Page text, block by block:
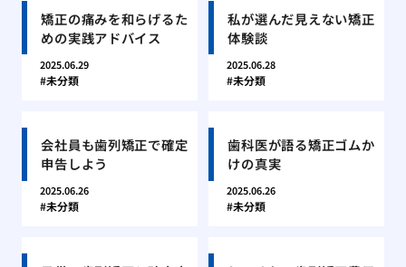
矯正の痛みを和らげるた
めの実践アドバイス
2025.06.29
未分類
私が選んだ見えない矯正
体験談
2025.06.28
未分類
会社員も歯列矯正で確定
申告しよう
2025.06.26
未分類
歯科医が語る矯正ゴムか
けの真実
2025.06.26
未分類